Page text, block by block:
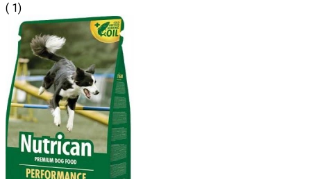
( 1)